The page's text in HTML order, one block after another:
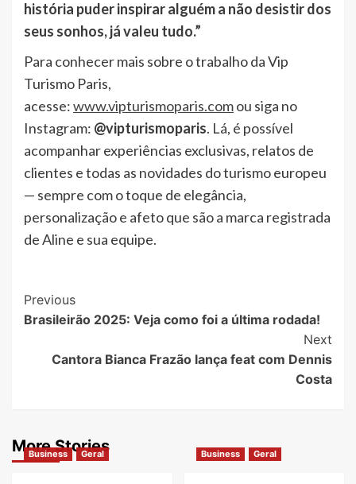
história puder inspirar alguém a não desistir dos
seus sonhos, já valeu tudo.”
Para conhecer mais sobre o trabalho da Vip
Turismo Paris,
acesse:www.vipturismoparis.comou siga no
Instagram: @vipturismoparis. Lá, é possível
acompanhar experiências exclusivas, relatos de
clientes e todas as novidades do turismo europeu
— sempre com o toque de elegância,
personalização e afeto que são a marca registrada
de Aline e sua equipe.
Post
Navigation
Previous
Brasileirão 2025: Veja como foi a última rodada!
Next
Cantora Bianca Frazão lança feat com Dennis
Costa
More Stories
Business Geral Business Geral